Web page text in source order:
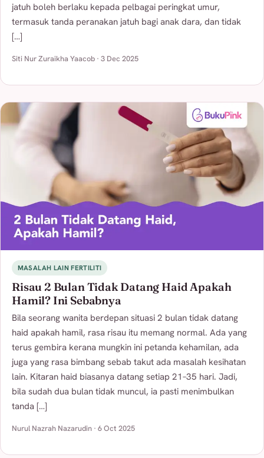
jatuh boleh berlaku kepada pelbagai peringkat umur,
termasuk tanda peranakan jatuh bagi anak dara, dan tidak
[…]
Siti Nur Zuraikha Yaacob · 3 Dec 2025
MASALAH LAIN FERTILITI
Risau 2 Bulan Tidak Datang Haid Apakah
Hamil? Ini Sebabnya
Bila seorang wanita berdepan situasi 2 bulan tidak datang
haid apakah hamil, rasa risau itu memang normal. Ada yang
terus gembira kerana mungkin ini petanda kehamilan, ada
juga yang rasa bimbang sebab takut ada masalah kesihatan
lain. Kitaran haid biasanya datang setiap 21–35 hari. Jadi,
bila sudah dua bulan tidak muncul, ia pasti menimbulkan
tanda […]
Nurul Nazrah Nazarudin · 6 Oct 2025